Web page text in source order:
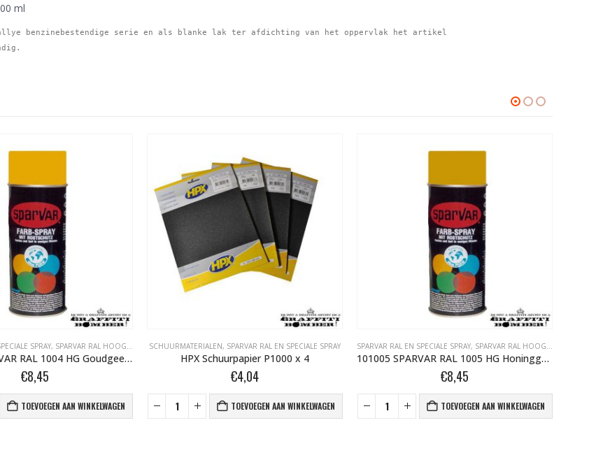
ml
benzinebestendige serie en als blanke lak ter afdichting van het oppervlak het artikel
SPRAY, SPARVAR RAL HOOGGLANS BOMBER.NL
101004 SPARVAR RAL 1004 HG Goudgeel 400 ml
€8,45
TOEVOEGEN AAN WINKELWAGEN
SCHUURMATERIALEN, SPARVAR RAL EN SPECIALE SPRAY
HPX Schuurpapier P1000 x 4
€4,04
TOEVOEGEN AAN WINKELWAGEN
SPARVAR RAL EN SPECIALE SPRAY, SPARVAR RAL HOOGGLANS BOMBER.NL
101005 SPARVAR RAL 1005 HG Honinggeel 400 ml
€8,45
TOEVOEGEN AAN WINKELWAGEN